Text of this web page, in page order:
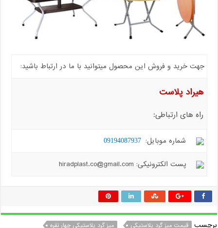
جهت خرید و فروش این محصول میتوانید با ما در ارتباط باشید:
هیراد پلاست
راه های ارتباطی:
شماره موبایل: 09194087937
پست الکترونیکی: hiradplast.co@gmail.com
برچسب قیمت میز گرد پلاستیکی میز گرد پلاستیکی چهار نفره